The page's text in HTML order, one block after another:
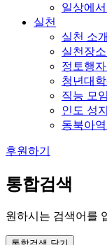
일상에서
실천
실천 소개
실천장
정토행
청년대
직능 모임
인도 성
동북아
후원하기
통합검색
원하시는 검색어를
통합검색 닫기